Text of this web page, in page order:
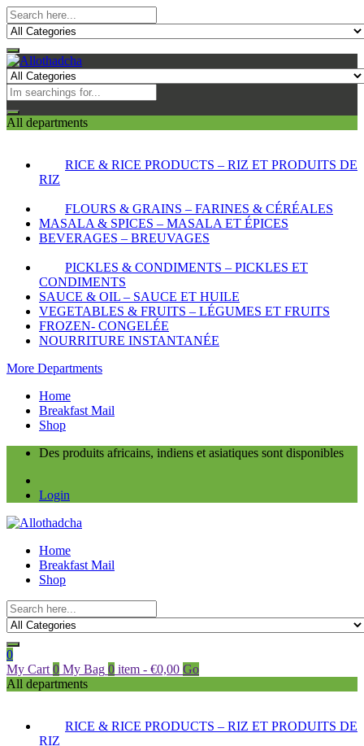
All departments
RICE & RICE PRODUCTS – RIZ ET PRODUITS DE
RIZ
FLOURS & GRAINS – FARINES & CÉRÉALES
MASALA & SPICES – MASALA ET ÉPICES
BEVERAGES – BREUVAGES
PICKLES & CONDIMENTS – PICKLES ET
CONDIMENTS
SAUCE & OIL – SAUCE ET HUILE
VEGETABLES & FRUITS – LÉGUMES ET FRUITS
FROZEN- CONGELÉE
NOURRITURE INSTANTANÉE
More Departments
Home
Breakfast Mail
Shop
Des produits africains, indiens et asiatiques sont disponibles
Login
Home
Breakfast Mail
Shop
0
My Cart 0 My Bag 0 item - €0,00 Go
All departments
RICE & RICE PRODUCTS – RIZ ET PRODUITS DE
RIZ